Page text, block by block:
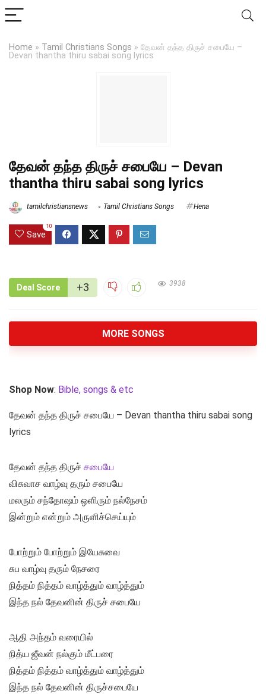
Home » Tamil Christians Songs » தேவன் தந்த திருச் சபையே –
Devan thantha thiru sabai song lyrics
தேவன் தந்த திருச் சபையே – Devan
thantha thiru sabai song lyrics
tamilchristiansnews Tamil Christians Songs Hena
Save
10
Deal Score +3 3938
MORE SONGS
Shop Now: Bible, songs & etc
தேவன் தந்த திருச் சபையே – Devan thantha thiru sabai song
lyrics
தேவன் தந்த திருச் சபையே
விசுவாச வாழ்வு தரும் சபையே
மலரும் சந்தோஷம் ஒளிரும் நல்நேசம்
இன்றும் என்றும் அருளிச்செய்யும்
போற்றும் போற்றும் இயேசுவை
சுப வாழ்வு தரும் நேசரை
நித்தம் நித்தம் வாழ்த்தும் வாழ்த்தும்
இந்த நல் தேவனின் திருச் சபையே
ஆதி அந்தம் வரையில்
நித்ய ஜீவன் நல்கும் மீட்பரை
நித்தம் நித்தம் வாழ்த்தும் வாழ்த்தும்
இந்த நல் தேவனின் திருச்சபையே